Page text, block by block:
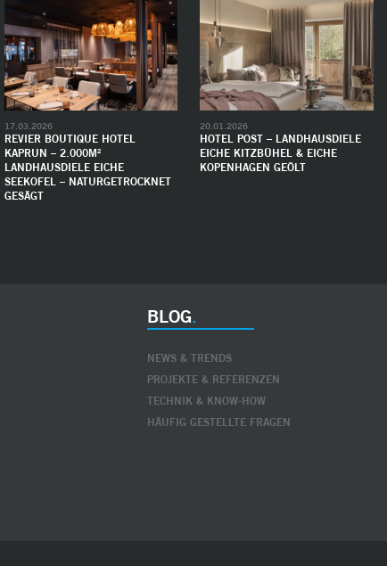
REVIER BOUTIQUE HOTEL
KAPRUN – 2.000M²
LANDHAUSDIELE EICHE
SEEKOFEL – NATURGETROCKNET
GESÄGT
17.03.2026
HOTEL POST – LANDHAUSDIELE
EICHE KITZBÜHEL & EICHE
KOPENHAGEN GEÖLT
20.01.2026
BLOG
NEWS & TRENDS
PROJEKTE & REFERENZEN
TECHNIK & KNOW-HOW
HÄUFIG GESTELLTE FRAGEN